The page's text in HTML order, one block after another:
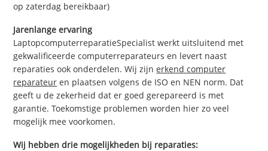
op zaterdag bereikbaar)
Jarenlange ervaring
LaptopcomputerreparatieSpecialist werkt uitsluitend met
gekwalificeerde computerreparateurs en levert naast
reparaties ook onderdelen. Wij zijnerkend computer
reparateur en plaatsen volgens de ISO en NEN norm. Dat
geeft u de zekerheid dat er goed gerepareerd is met
garantie. Toekomstige problemen worden hier zo veel
mogelijk mee voorkomen.
Wij hebben drie mogelijkheden bij reparaties: